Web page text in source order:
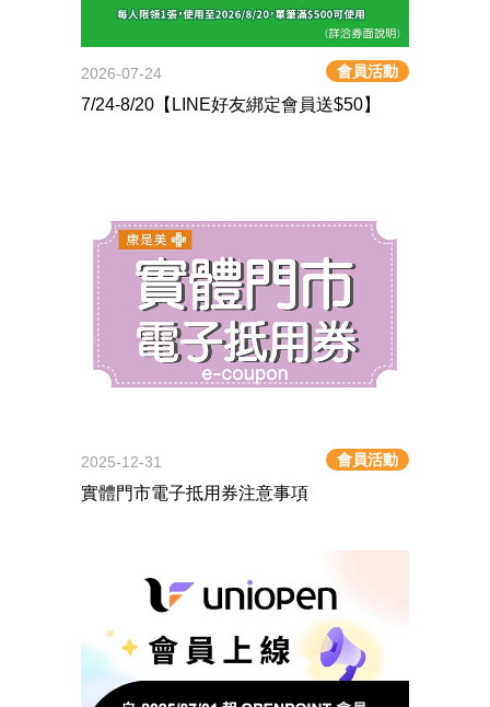
2026-07-24 會員活動
7/24-8/20【LINE好友綁定會員送$50】
2025-12-31 會員活動
實體門市電子抵用券注意事項